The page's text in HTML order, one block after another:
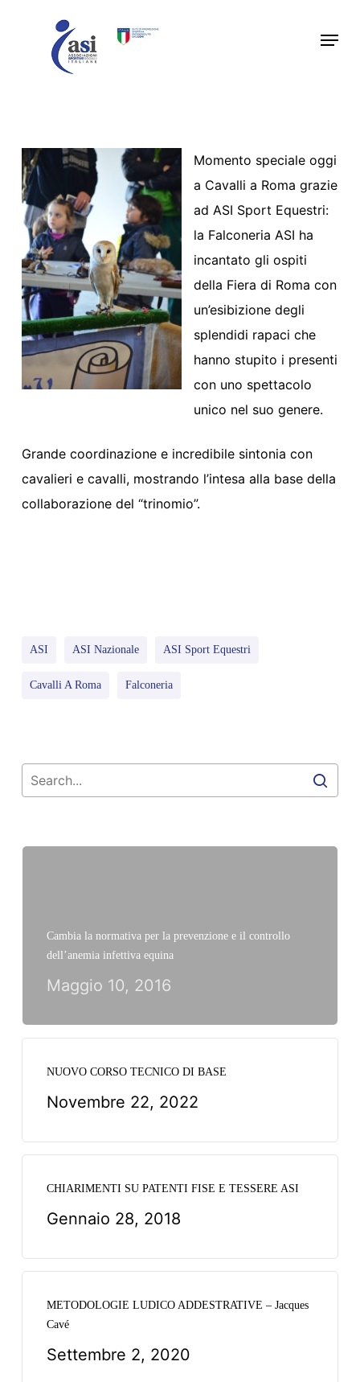
Menu
Momento speciale oggi
a Cavalli a Roma grazie
ad ASI Sport Equestri:
la Falconeria ASI ha
incantato gli ospiti
della Fiera di Roma con
un’esibizione degli
splendidi rapaci che
hanno stupito i presenti
con uno spettacolo
unico nel suo genere.
Grande coordinazione e incredibile sintonia con
cavalieri e cavalli, mostrando l’intesa alla base della
collaborazione del “trinomio”.
ASI ASI Nazionale ASI Sport Equestri
Cavalli A Roma Falconeria
Cambia la normativa per la prevenzione e il controllo
dell’anemia infettiva equina
Maggio 10, 2016
NUOVO CORSO TECNICO DI BASE
Novembre 22, 2022
CHIARIMENTI SU PATENTI FISE E TESSERE ASI
Gennaio 28, 2018
METODOLOGIE LUDICO ADDESTRATIVE – Jacques
Cavé
Settembre 2, 2020